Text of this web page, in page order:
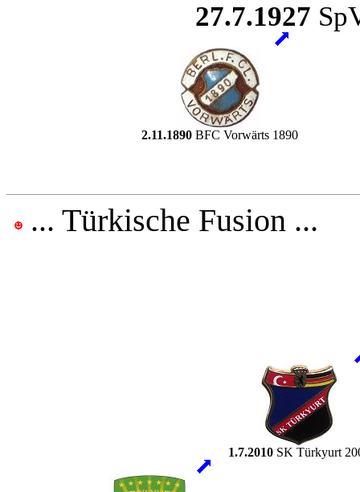
27.7.1927
2.11.1890 BFC Vorwärts 1890
... Türkische Fusion ...
1.7.2010SK Türkyurt